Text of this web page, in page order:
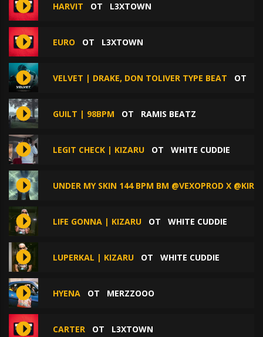
HARVIT ОТ L3XTOWN
EURO ОТ L3XTOWN
VELVET | DRAKE, DON TOLIVER TYPE BEAT ОТ
GUILT | 98BPM ОТ RAMIS BEATZ
LEGIT CHECK | KIZARU ОТ WHITE CUDDIE
UNDER MY SKIN 144 BPM BM @VEXOPROD X
LIFE GONNA | KIZARU ОТ WHITE CUDDIE
LUPERKAL | KIZARU ОТ WHITE CUDDIE
HYENA ОТ MERZZOOO
CARTER ОТ L3XTOWN